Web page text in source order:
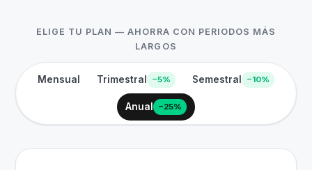
ELIGE TU PLAN — AHORRA CON PERIODOS MÁS
LARGOS
Mensual Trimestral −5% Semestral −10%
Anual −25%